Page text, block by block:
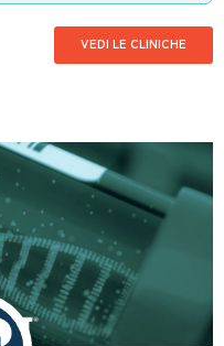
VEDI LE CLINICHE